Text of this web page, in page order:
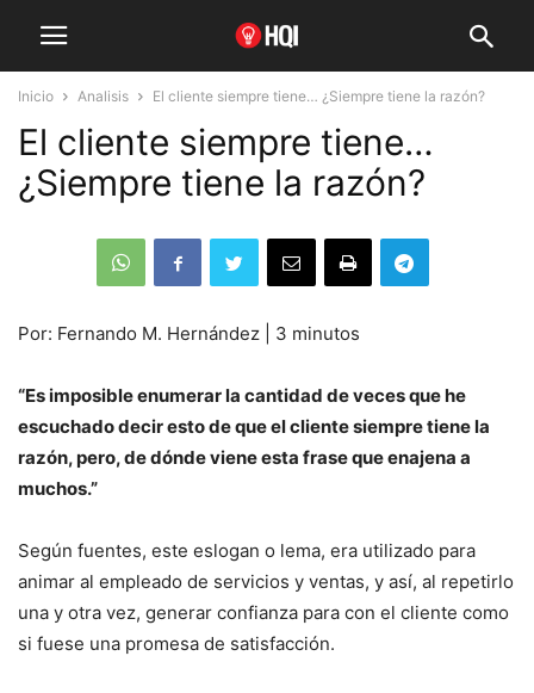
Inicio Analisis El cliente siempre tiene… ¿Siempre tiene la razón?
El cliente siempre tiene…
¿Siempre tiene la razón?
Por: Fernando M. Hernández | 3 minutos
“Es imposible enumerar la cantidad de veces que he
escuchado decir esto de que el cliente siempre tiene la
razón, pero, de dónde viene esta frase que enajena a
muchos.”
Según fuentes, este eslogan o lema, era utilizado para
animar al empleado de servicios y ventas, y así, al repetirlo
una y otra vez, generar confianza para con el cliente como
si fuese una promesa de satisfacción.